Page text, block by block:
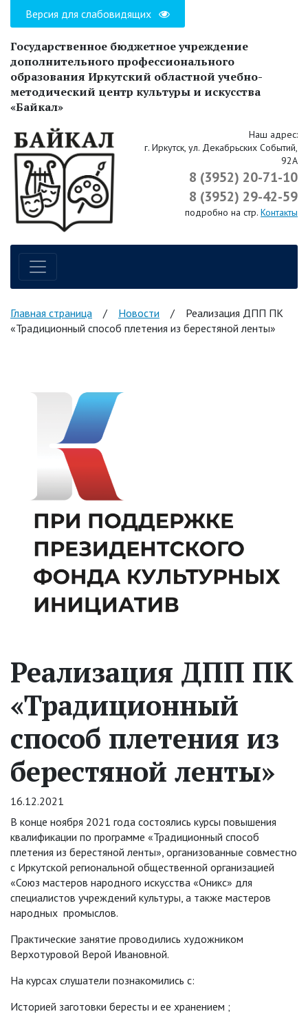
Версия для слабовидящих
Государственное бюджетное учреждение
дополнительного профессионального
образования Иркутский областной учебно-
методический центр культуры и искусства
«Байкал»
Наш адрес:
г. Иркутск, ул. Декабрьских Событий,
92А
8 (3952) 20-71-10
8 (3952) 29-42-59
подробно на стр. Контакты
Навигация по сайту
Главная страница / Новости /
Реализация ДПП ПК
«Традиционный способ плетения из берестяной ленты»
Реализация ДПП ПК
«Традиционный
способ плетения из
берестяной ленты»
16.12.2021
В конце ноября 2021 года состоялись курсы повышения
квалификации по программе «Традиционный способ
плетения из берестяной ленты», организованные совместно
с Иркутской региональной общественной организацией
«Союз мастеров народного искусства «Оникс» для
специалистов учреждений культуры, а также мастеров
народных промыслов.
Практические занятие проводились художником
Верхотуровой Верой Ивановной.
На курсах слушатели познакомились с:
Историей заготовки бересты и ее хранением ;